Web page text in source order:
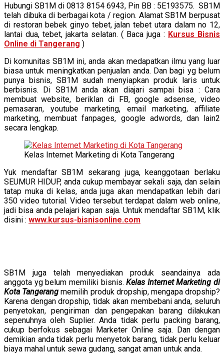
Hubungi SB1M di 0813 8154 6943, Pin BB : 5E193575. SB1M
telah dibuka di berbagai kota / region. Alamat SB1M berpusat
di restoran bebek ginyo tebet, jalan tebet utara dalam no 12,
lantai dua, tebet, jakarta selatan. ( Baca juga : Kursus Bisnis
Online di Tangerang )
Di komunitas SB1M ini, anda akan medapatkan ilmu yang luar
biasa untuk meningkatkan penjualan anda. Dan bagi yg belum
punya bisnis, SB1M sudah menyiapkan produk laris untuk
berbisnis. Di SB1M anda akan diajari sampai bisa : Cara
membuat website, beriklan di FB, google adsense, video
pemasaran, youtube marketing, email marketing, affiliate
marketing, membuat fanpages, google adwords, dan lain2
secara lengkap.
Kelas Internet Marketing di Kota Tangerang
Yuk mendaftar SB1M sekarang juga, keanggotaan berlaku
SEUMUR HIDUP, anda cukup membayar sekali saja, dan selain
tatap muka di kelas, anda juga akan mendapatkan lebih dari
350 video tutorial. Video tersebut terdapat dalam web online,
jadi bisa anda pelajari kapan saja. Untuk mendaftar SB1M, klik
disini : www.kursus-bisnisonline.com
SB1M juga telah menyediakan produk seandainya ada
anggota yg belum memiliki bisnis.Kelas Internet Marketing di
Kota Tangerangmemilih produk dropship, mengapa dropship?
Karena dengan dropship, tidak akan membebani anda, seluruh
penyetokan, pengiriman dan pengepakan barang dilakukan
sepenuhnya oleh Suplier. Anda tidak perlu packing barang,
cukup berfokus sebagai Marketer Online saja. Dan dengan
demikian anda tidak perlu menyetok barang, tidak perlu keluar
biaya mahal untuk sewa gudang, sangat aman untuk anda.